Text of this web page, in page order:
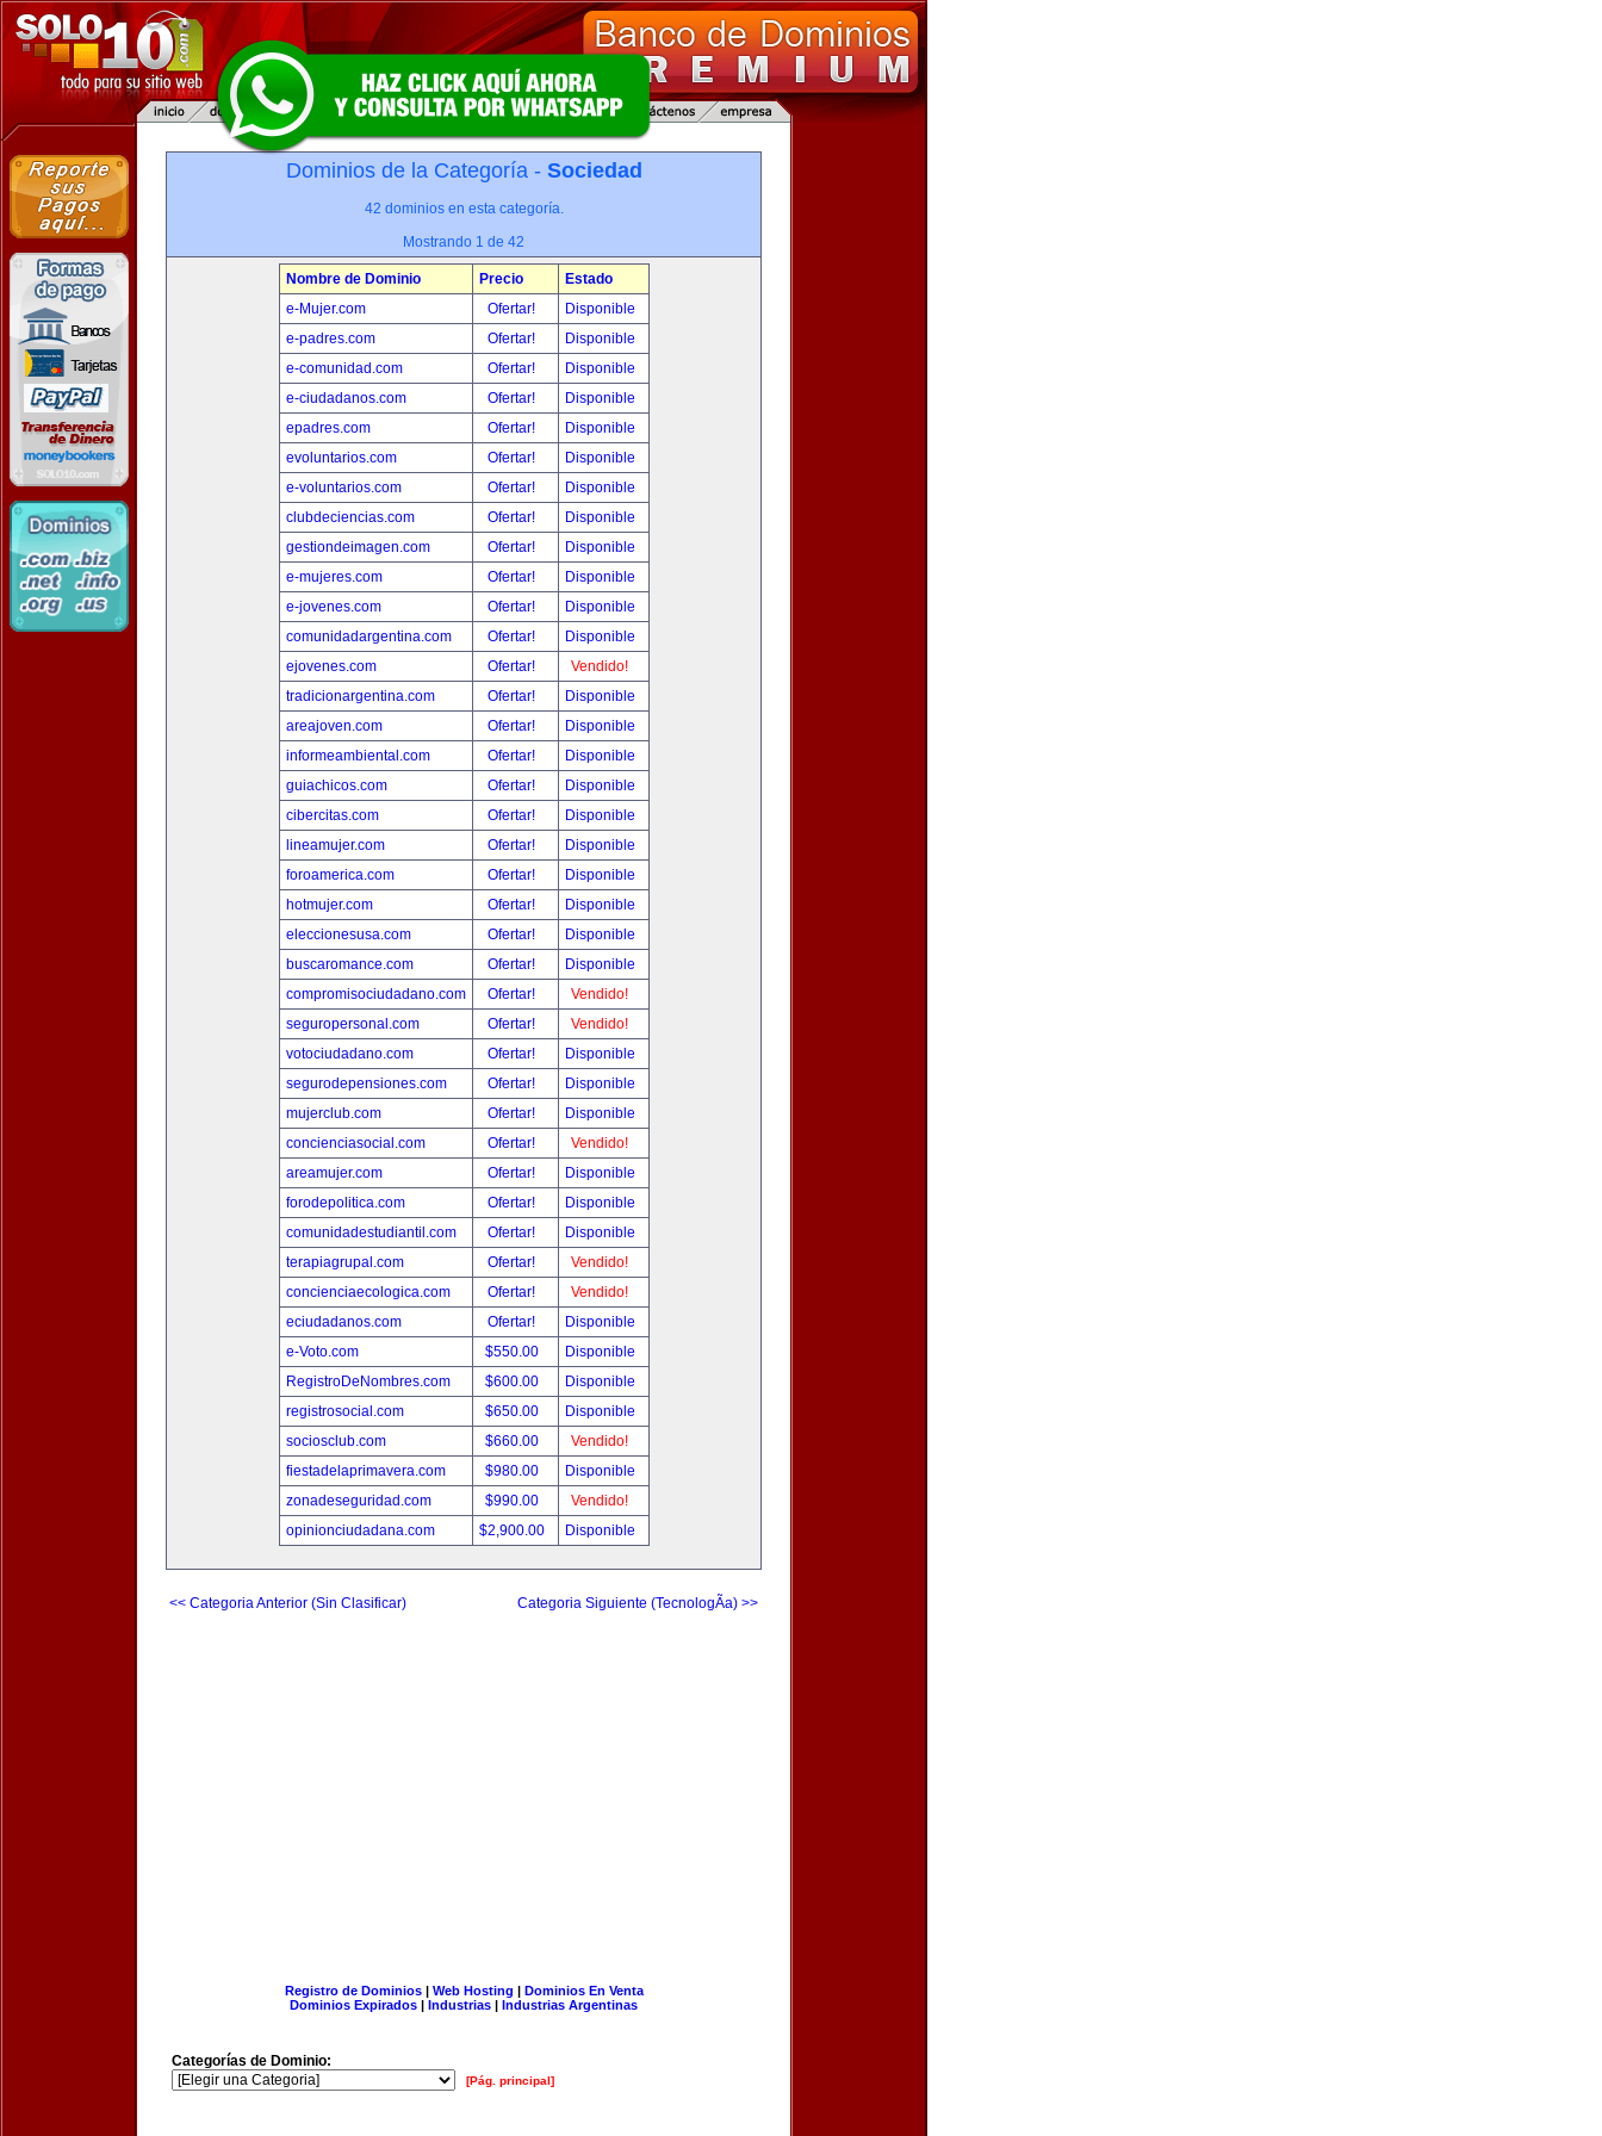
Dominios de la Categoría - Sociedad
42 dominios en esta categoría.
Mostrando 1 de 42
Nombre de Dominio Precio
Estado
e-Mujer.com
Ofertar!
Disponible
e-padres.com
Ofertar!
Disponible
e-comunidad.com
Ofertar!
Disponible
e-ciudadanos.com
Ofertar!
Disponible
epadres.com
Ofertar!
Disponible
evoluntarios.com
Ofertar!
Disponible
e-voluntarios.com
Ofertar!
Disponible
clubdeciencias.com
Ofertar!
Disponible
gestiondeimagen.com
Ofertar!
Disponible
e-mujeres.com
Ofertar!
Disponible
e-jovenes.com
Ofertar!
Disponible
comunidadargentina.com
Ofertar!
Disponible
ejovenes.com
Ofertar!
Vendido!
tradicionargentina.com
Ofertar!
Disponible
areajoven.com
Ofertar!
Disponible
informeambiental.com
Ofertar!
Disponible
guiachicos.com
Ofertar!
Disponible
cibercitas.com
Ofertar!
Disponible
lineamujer.com
Ofertar!
Disponible
foroamerica.com
Ofertar!
Disponible
hotmujer.com
Ofertar!
Disponible
eleccionesusa.com
Ofertar!
Disponible
buscaromance.com
Ofertar!
Disponible
compromisociudadano.com
Ofertar!
Vendido!
seguropersonal.com
Ofertar!
Vendido!
votociudadano.com
Ofertar!
Disponible
segurodepensiones.com
Ofertar!
Disponible
mujerclub.com
Ofertar!
Disponible
concienciasocial.com
Ofertar!
Vendido!
areamujer.com
Ofertar!
Disponible
forodepolitica.com
Ofertar!
Disponible
comunidadestudiantil.com
Ofertar!
Disponible
terapiagrupal.com
Ofertar!
Vendido!
concienciaecologica.com
Ofertar!
Vendido!
eciudadanos.com
Ofertar!
Disponible
e-Voto.com
$550.00
Disponible
RegistroDeNombres.com
$600.00
Disponible
registrosocial.com
$650.00
Disponible
sociosclub.com
$660.00
Vendido!
fiestadelaprimavera.com
$980.00
Disponible
zonadeseguridad.com
$990.00
Vendido!
opinionciudadana.com
$2,900.00 Disponible
<< Categoria Anterior (Sin Clasificar) Categoria Siguiente (TecnologÃ­a) >>
Registro de Dominios| Web Hosting | Dominios En Venta
Dominios Expirados | Industrias | Industrias Argentinas
Categorías de Dominio:
[Pág. principal]